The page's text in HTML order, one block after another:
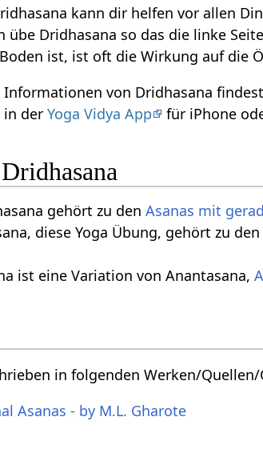
kann dir helfen vor allen
Dridhasana so das die linke
ist, ist oft die Wirkung auf die
von Dridhasana
in derYoga Vidya App für iPhone
gehört zu denAsanas mit
diese Yoga Übung, gehört zu den
ist eine Variation von Anantasana,
in folgenden Werken/
Asanas - by M.L. Gharote